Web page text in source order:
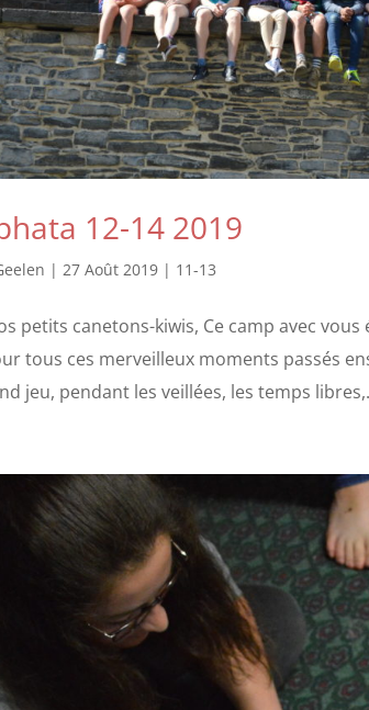
12-14 2019
| 27 Août 2019 | 11-13
petits canetons-kiwis, Ce camp avec
tous ces merveilleux moments passés
jeu, pendant les veillées, les temps